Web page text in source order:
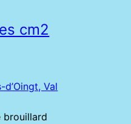
cm2
Val
brouillard